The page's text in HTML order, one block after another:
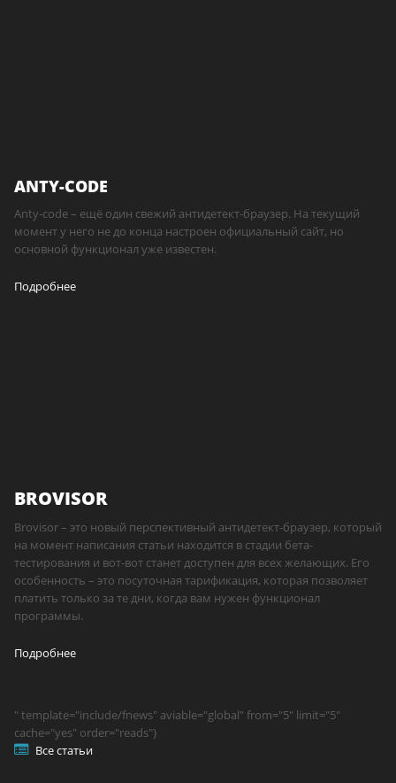
ANTY-CODE
Anty-code – ещё один свежий антидетект-браузер. На текущий
момент у него не до конца настроен официальный сайт, но
основной функционал уже известен.
Подробнее
BROVISOR
Brovisor – это новый перспективный антидетект-браузер, который
на момент написания статьи находится в стадии бета-
тестирования и вот-вот станет доступен для всех желающих. Его
особенность – это посуточная тарификация, которая позволяет
платить только за те дни, когда вам нужен функционал
программы.
Подробнее
" template="include/fnews" aviable="global" from="5" limit="5"
cache="yes" order="reads"}
Все статьи